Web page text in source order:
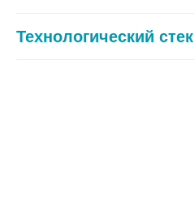
Технологический стек